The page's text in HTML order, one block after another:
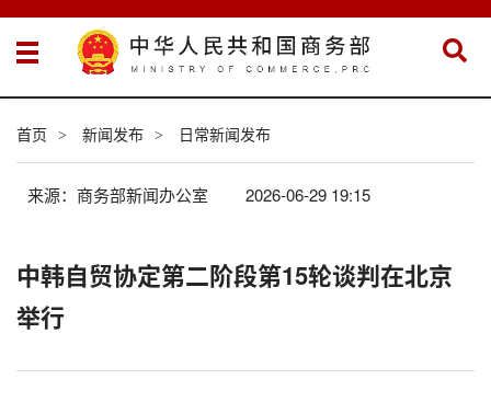
首页 > 新闻发布 > 日常新闻发布
来源：商务部新闻办公室 2026-06-29 19:15
中韩自贸协定第二阶段第15轮谈判在北京
举行